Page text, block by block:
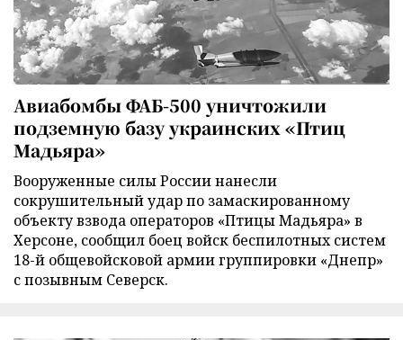
Авиабомбы ФАБ-500 уничтожили
подземную базу украинских «Птиц
Мадьяра»
Вооруженные силы России нанесли
сокрушительный удар по замаскированному
объекту взвода операторов «Птицы Мадьяра» в
Херсоне, сообщил боец войск беспилотных систем
18-й общевойсковой армии группировки «Днепр»
с позывным Северск.